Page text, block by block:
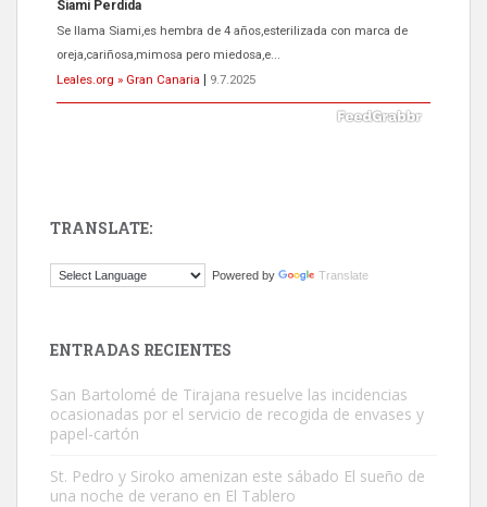
ADOPCIÓN URGENTE GATA TEROR GRAN CANARIA
El ayuntamiento se va a llevar a Los Gatos callejeros de la zona los
próximos días, ella incluida...
Leales.org » Gran Canaria | 9.7.2025
Gato manso encontrado
Este gato macho ha aparecido en la calle hace menos de un mes,
TRANSLATE:
Powered by Translate
ENTRADAS RECIENTES
San Bartolomé de Tirajana resuelve las incidencias
ocasionadas por el servicio de recogida de envases y
papel-cartón
St. Pedro y Siroko amenizan este sábado El sueño de
una noche de verano en El Tablero